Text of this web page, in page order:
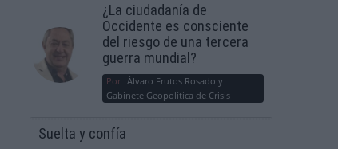
¿La ciudadanía de
Occidente es consciente
del riesgo de una tercera
guerra mundial?
Por Álvaro Frutos Rosado y
Gabinete Geopolítica de Crisis
Suelta y confía